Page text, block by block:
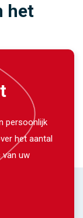
het
persoonlijk
het aantal
van uw